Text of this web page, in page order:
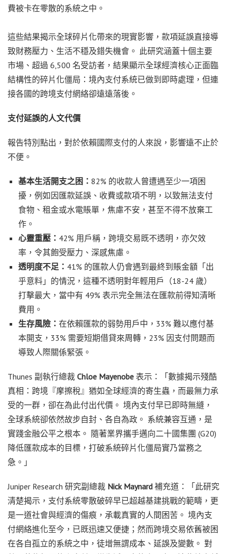
費被卡在零散的系統之中。
這些結果揭示全球碎片化帶來的現實影響，款項延誤直接導
致財務壓力、生活不穩及錯失機會。 此研究涵蓋十個主要
市場、超過 6,500 名受訪者，結果顯示全球經濟核心正面臨
結構性的碎片化僵局：境內支付系統已做到即時處理，但連
接各國的跨境支付網絡卻遠遠落後。
支付延誤的人文代價
報告特別點出，對於依賴國際支付的人來說，影響遠不止於
不便。
基本生活開支之困： 82% 的收款人曾遭遇至少一項困
擾，例如因匯款延誤、收費或款項不明，以致無法支付
食物、租金或水電賬單，焦慮不安，甚至不得不放棄工
作。
心靈重壓： 42% 用戶稱，跨境交易既不透明，亦欠效
率，令其飽受壓力、深感焦慮。
透明度不足： 41% 的匯款人仍會遇到最終到賬金額「出
乎意料」的情況，這種不透明對年輕用戶（18-24 歲）
打擊最大，當中有 49% 表示完全無法在匯款前得知清晰
費用。
生存風險： 在依賴匯款的弱勢用戶中，33% 難以應付基
本開支，33% 需要短期借貸來周轉，23% 因支付問題而
導致人際關係緊張。
Thunes 副執行總裁 Chloe Mayenobe 表示：「數據揭示殘酷
真相：跨境『摩擦稅』猶如全球經濟的寄生蟲，而最無力承
受的一群，卻在為此付出代價。 境內支付早已即時無縫，
全球系統卻依然故步自封、各自為政。 系統兼容互通，是
實踐金融公平之根本。 隨著業界攜手邁向二十國集團 (G20)
降低匯款成本的目標，打破系統碎片化僵局實乃當務之
急。」
Juniper Research 研究副總裁 Nick Maynard 補充道：「此研究
清楚揭示，支付系統零散破碎早已超越基建挑戰的範疇，更
是一道社會與經濟的傷痕，承載真實的人間困苦。 境內支
付網絡進化至今，已既迅速又便捷；然而跨境交易依舊被困
在各自孤立的系統之中，徒增無謂成本、延誤及變數。 對